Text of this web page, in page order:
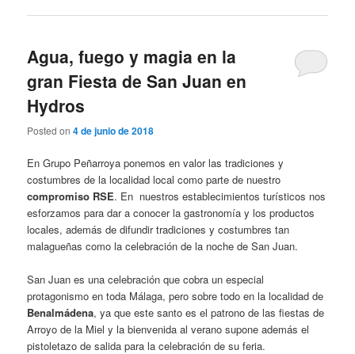
Agua, fuego y magia en la
gran Fiesta de San Juan en
Hydros
Posted on4 de junio de 2018
En Grupo Peñarroya ponemos en valor las tradiciones y
costumbres de la localidad local como parte de nuestro
compromiso RSE. En nuestros establecimientos turísticos nos
esforzamos para dar a conocer la gastronomía y los productos
locales, además de difundir tradiciones y costumbres tan
malagueñas como la celebración de la noche de San Juan.
San Juan es una celebración que cobra un especial
protagonismo en toda Málaga, pero sobre todo en la localidad de
Benalmádena, ya que este santo es el patrono de las fiestas de
Arroyo de la Miel y la bienvenida al verano supone además el
pistoletazo de salida para la celebración de su feria.